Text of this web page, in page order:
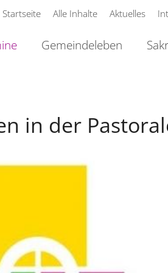
Startseite Alle Inhalte Aktuelles
Gemeindeleben
in der